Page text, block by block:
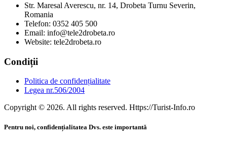
Str. Maresal Averescu, nr. 14, Drobeta Turnu Severin,
Romania
Telefon: 0352 405 500
Email: info@tele2drobeta.ro
Website: tele2drobeta.ro
Condiții
Politica de confidențialitate
Legea nr.506/2004
Copyright © 2026. All rights reserved. Https://Turist-Info.ro
Pentru noi, confidențialitatea Dvs. este importantă